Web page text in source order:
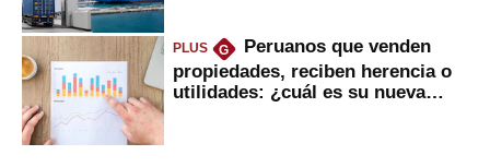
PLUS G
Peruanos que venden
propiedades, reciben herencia o
utilidades: ¿cuál es su nueva